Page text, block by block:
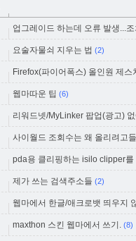
업그레이드 하는데 오류 발생...
요술자물쇠 지우는 법 (2)
Firefox(파이어폭스) 올인원 제
웹마따운 팁 (6)
리워드넷/MyLinker 팝업(광고)
사이월드 조회수는 왜 올리려고
pda용 클리핑하는 isilo clipper
제가 쓰는 검색주소들 (2)
웹마에서 한글/애크로뱃 띄우지
maxthon 스킨 웹마에서 쓰기. (8)